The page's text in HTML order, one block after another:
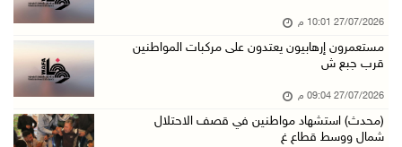
27/07/2026 10:01 م
مستعمرون إرهابيون يعتدون على مركبات المواطنين
قرب جبع ش
27/07/2026 09:04 م
(محدث) استشهاد مواطنين في قصف الاحتلال
شمال ووسط قطاع غ